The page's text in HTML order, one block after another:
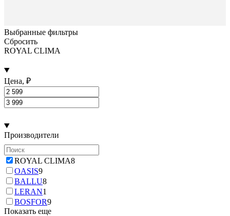
Выбранные фильтры
Сбросить
ROYAL CLIMA
Цена, ₽
Производители
ROYAL CLIMA8
OASIS9
BALLU8
LERAN1
BOSFOR9
Показать еще